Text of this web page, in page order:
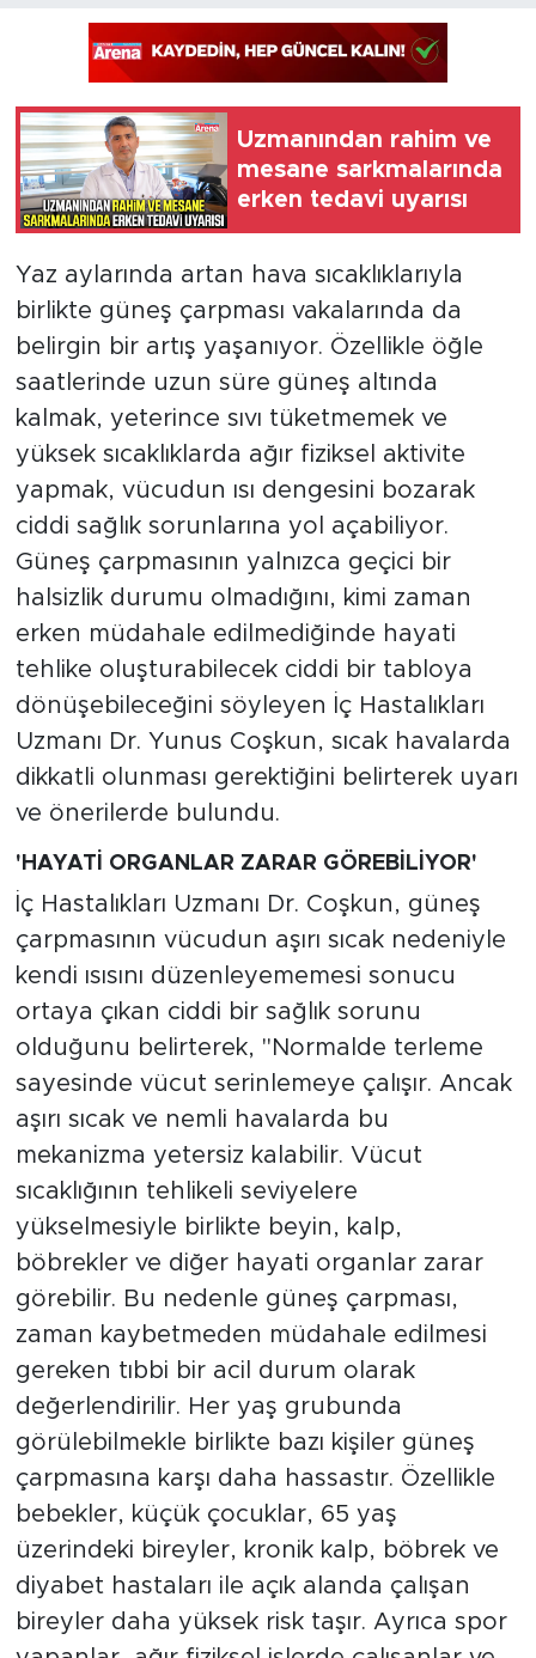
Uzmanından rahim ve
mesane sarkmalarında
erken tedavi uyarısı
Yaz aylarında artan hava sıcaklıklarıyla
birlikte güneş çarpması vakalarında da
belirgin bir artış yaşanıyor. Özellikle öğle
saatlerinde uzun süre güneş altında
kalmak, yeterince sıvı tüketmemek ve
yüksek sıcaklıklarda ağır fiziksel aktivite
yapmak, vücudun ısı dengesini bozarak
ciddi sağlık sorunlarına yol açabiliyor.
Güneş çarpmasının yalnızca geçici bir
halsizlik durumu olmadığını, kimi zaman
erken müdahale edilmediğinde hayati
tehlike oluşturabilecek ciddi bir tabloya
dönüşebileceğini söyleyen İç Hastalıkları
Uzmanı Dr. Yunus Coşkun, sıcak havalarda
dikkatli olunması gerektiğini belirterek uyarı
ve önerilerde bulundu.
'HAYATİ ORGANLAR ZARAR GÖREBİLİYOR'
İç Hastalıkları Uzmanı Dr. Coşkun, güneş
çarpmasının vücudun aşırı sıcak nedeniyle
kendi ısısını düzenleyememesi sonucu
ortaya çıkan ciddi bir sağlık sorunu
olduğunu belirterek, "Normalde terleme
sayesinde vücut serinlemeye çalışır. Ancak
aşırı sıcak ve nemli havalarda bu
mekanizma yetersiz kalabilir. Vücut
sıcaklığının tehlikeli seviyelere
yükselmesiyle birlikte beyin, kalp,
böbrekler ve diğer hayati organlar zarar
görebilir. Bu nedenle güneş çarpması,
zaman kaybetmeden müdahale edilmesi
gereken tıbbi bir acil durum olarak
değerlendirilir. Her yaş grubunda
görülebilmekle birlikte bazı kişiler güneş
çarpmasına karşı daha hassastır. Özellikle
bebekler, küçük çocuklar, 65 yaş
üzerindeki bireyler, kronik kalp, böbrek ve
diyabet hastaları ile açık alanda çalışan
bireyler daha yüksek risk taşır. Ayrıca spor